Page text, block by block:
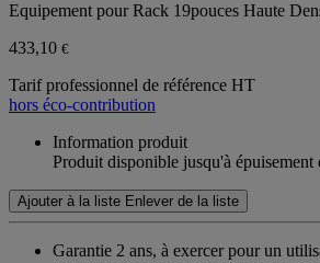
Equipement pour Rack 19pouces Haute
433,10 €
Tarif professionnel de référence HT
hors éco-contribution
Information produit
Produit disponible jusqu'à épuisement
Ajouter à la liste Enlever de la liste
Garantie 2 ans, à exercer pour un